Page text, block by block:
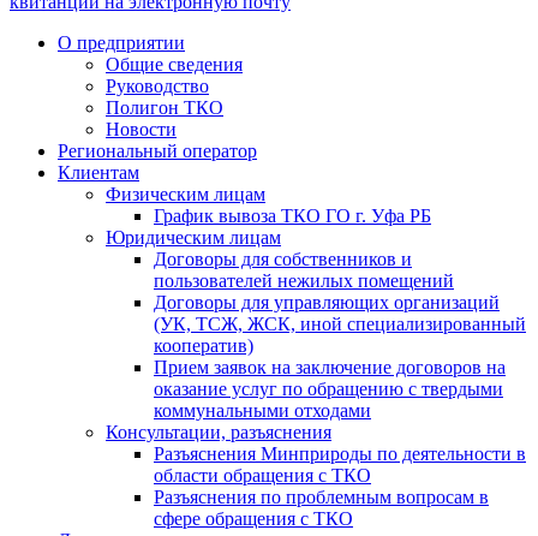
О предприятии
Общие сведения
Руководство
Полигон ТКО
Новости
Региональный оператор
Клиентам
Физическим лицам
График вывоза ТКО ГО г. Уфа РБ
Юридическим лицам
Договоры для собственников и
пользователей нежилых помещений
Договоры для управляющих организаций
(УК, ТСЖ, ЖСК, иной специализированный
кооператив)
Прием заявок на заключение договоров на
оказание услуг по обращению с твердыми
коммунальными отходами
Консультации, разъяснения
Разъяснения Минприроды по деятельности в
области обращения с ТКО
Разъяснения по проблемным вопросам в
сфере обращения с ТКО